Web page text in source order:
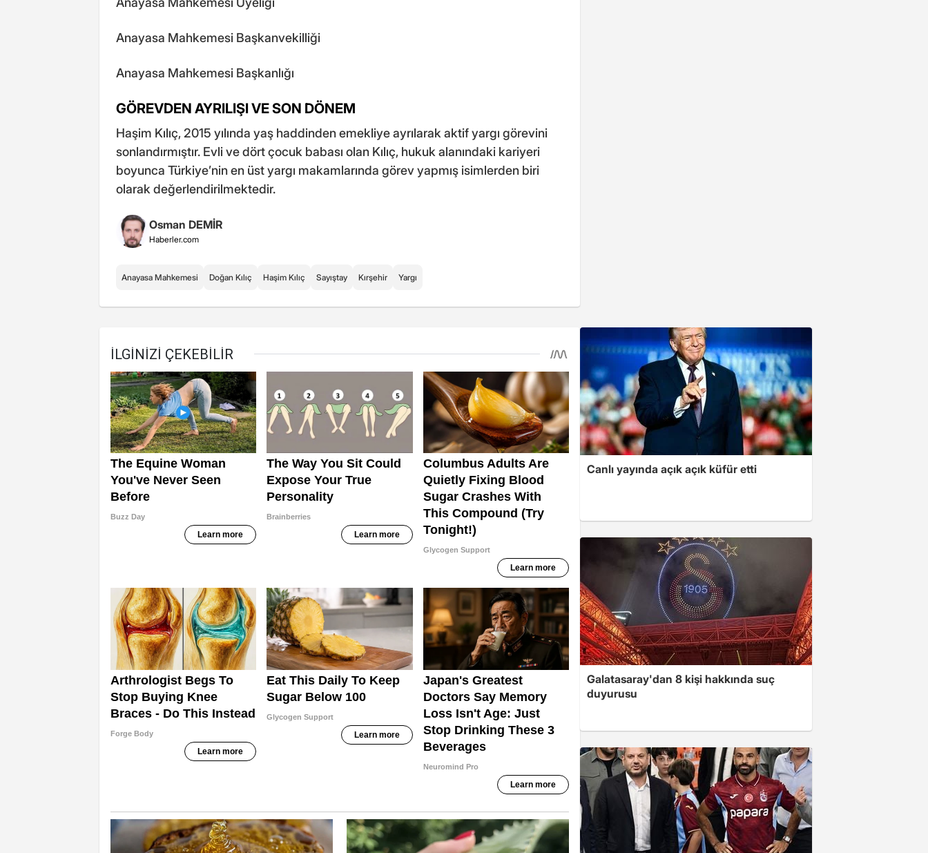
Anayasa Mahkemesi Başkanvekilliği
Anayasa Mahkemesi Başkanlığı
GÖREVDEN AYRILIŞI VE SON DÖNEM
Haşim Kılıç, 2015 yılında yaş haddinden emekliye ayrılarak aktif yargı görevini
sonlandırmıştır. Evli ve dört çocuk babası olan Kılıç, hukuk alanındaki kariyeri
boyunca Türkiye’nin en üst yargı makamlarında görev yapmış isimlerden biri
olarak değerlendirilmektedir.
Osman DEMİR
Haberler.com
Anayasa Mahkemesi Doğan Kılıç Haşim Kılıç Sayıştay Kırşehir Yargı
Canlı yayında açık açık küfür etti
Galatasaray'dan 8 kişi hakkında suç
duyurusu